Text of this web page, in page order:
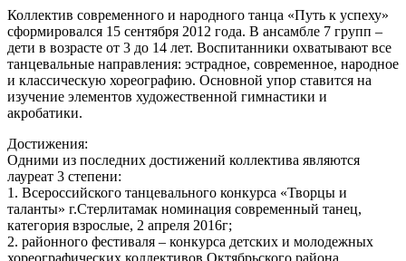
Коллектив современного и народного танца «Путь к успеху»
сформировался 15 сентября 2012 года. В ансамбле 7 групп –
дети в возрасте от 3 до 14 лет. Воспитанники охватывают все
танцевальные направления: эстрадное, современное, народное
и классическую хореографию. Основной упор ставится на
изучение элементов художественной гимнастики и
акробатики.
Достижения:
Одними из последних достижений коллектива являются
лауреат 3 степени:
1. Всероссийского танцевального конкурса «Творцы и
таланты» г.Стерлитамак номинация современный танец,
категория взрослые, 2 апреля 2016г;
2. районного фестиваля – конкурса детских и молодежных
хореографических коллективов Октябрьского района